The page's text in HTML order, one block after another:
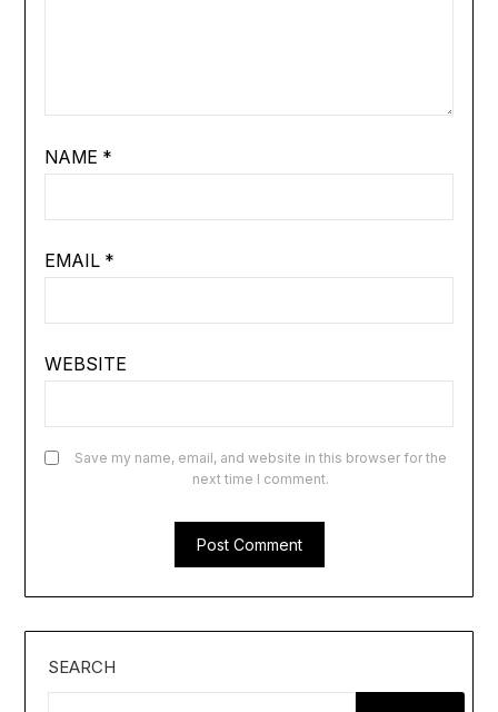
NAME *
EMAIL *
WEBSITE
Save my name, email, and website in this browser for the
next time I comment.
SEARCH